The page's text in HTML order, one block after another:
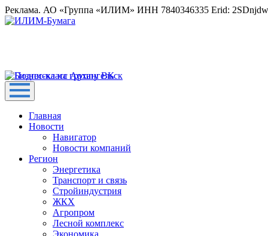
Реклама. АО «Группа «ИЛИМ» ИНН 7840346335 Erid:
Главная
Новости
Навигатор
Новости компаний
Регион
Энергетика
Транспорт и связь
Стройиндустрия
ЖКХ
Агропром
Лесной комплекс
Экономика